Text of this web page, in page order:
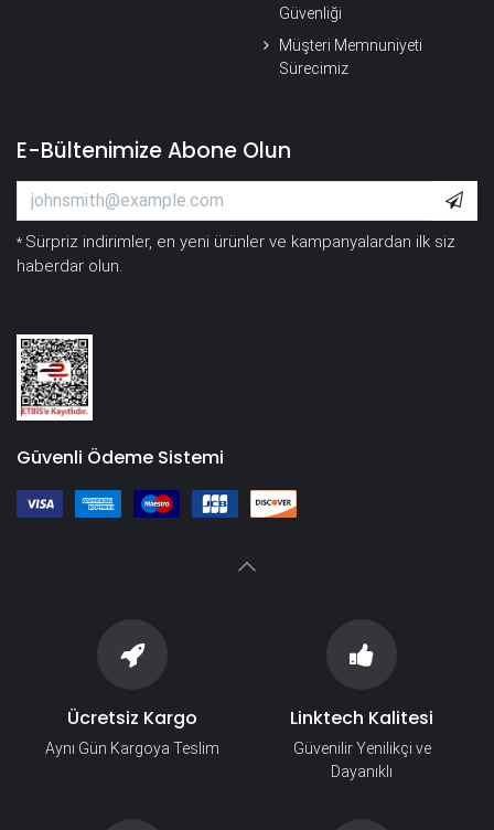
Güvenliği
Müşteri Memnuniyeti
Sürecimiz
E-Bültenimize Abone Olun
* Sürpriz indirimler, en yeni ürünler ve kampanyalardan ilk siz
haberdar olun.
Güvenli Ödeme Sistemi
Ücretsiz Kargo
Aynı Gün Kargoya Teslim
Linktech Kalitesi
Güvenilir Yenilikçi ve
Dayanıklı